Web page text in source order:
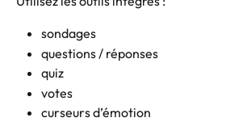
sondages
questions / réponses
quiz
votes
curseurs d’émotion